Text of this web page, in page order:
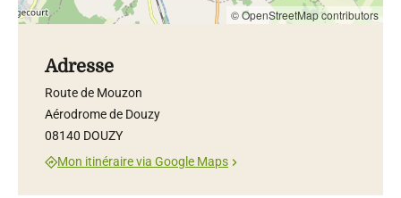
© OpenStreetMap contributors
Adresse
Route de Mouzon
Aérodrome de Douzy
08140 DOUZY
Mon itinéraire via Google Maps